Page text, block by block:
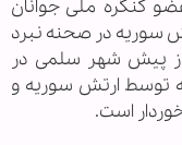
کنگره ملی جوانان
سوریه در صحنه نبرد
اظهار داشت: آزادی 10 روز پیش شهر سلمی در
توسط ارتش سوریه و
است.